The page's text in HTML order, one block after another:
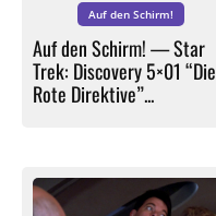
Auf den Schirm!
Auf den Schirm! — Star
Trek: Discovery 5×01 “Die
Rote Direktive”...